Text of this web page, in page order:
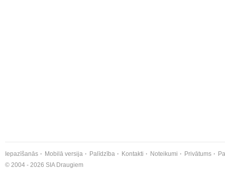
Iepazīšanās Mobilā versija Palīdzība Kontakti Noteikumi Privātums
© 2004 - 2026 SIA Draugiem